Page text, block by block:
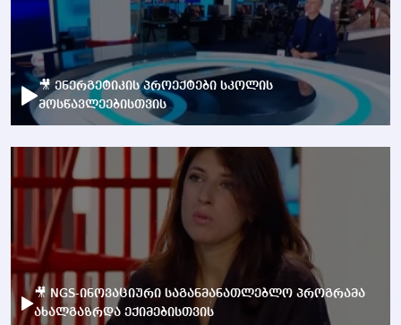
🎥 ენერგეტიკის პროექტები სკოლის
მოსწავლეებისთვის
🎥 NGS-ინოვაციური საგანმანათლებლო პროგრამა
ახალგაზრდა ექიმებისთვის